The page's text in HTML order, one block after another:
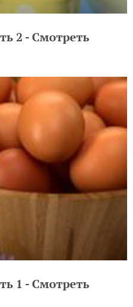
2 - Смотреть
1 - Смотреть